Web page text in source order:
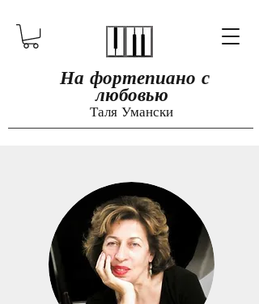
На фортепиано с
любовью
Таля Умански